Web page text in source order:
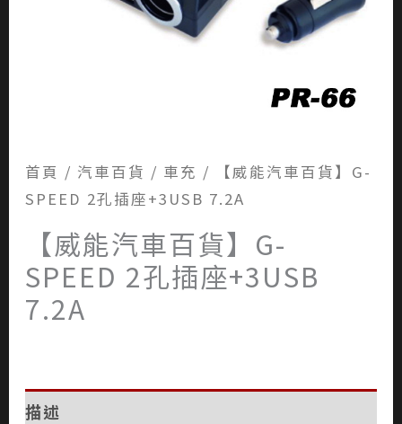
首頁 / 汽車百貨 / 車充 / 【威能汽車百貨】G-
SPEED 2孔插座+3USB 7.2A
【威能汽車百貨】G-
SPEED 2孔插座+3USB
7.2A
描述